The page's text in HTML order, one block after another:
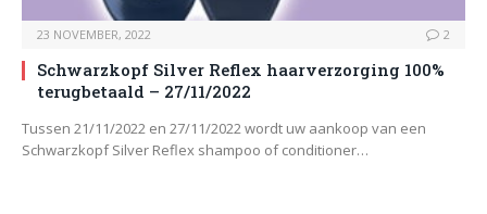
23 NOVEMBER, 2022 2
Schwarzkopf Silver Reflex haarverzorging 100%
terugbetaald – 27/11/2022
Tussen 21/11/2022 en 27/11/2022 wordt uw aankoop van een
Schwarzkopf Silver Reflex shampoo of conditioner…